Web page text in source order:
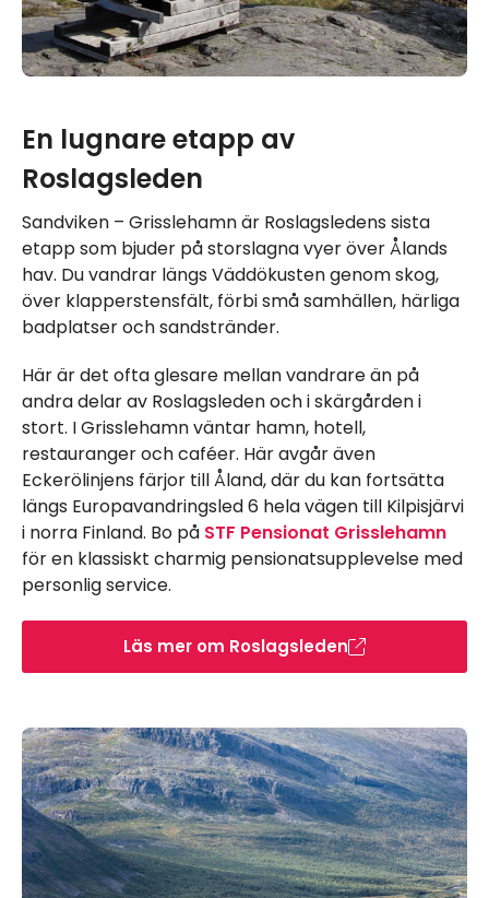
En lugnare etapp av
Roslagsleden
Sandviken – Grisslehamn är Roslagsledens sista
etapp som bjuder på storslagna vyer över Ålands
hav. Du vandrar längs Väddökusten genom skog,
över klapperstensfält, förbi små samhällen, härliga
badplatser och sandstränder.
Här är det ofta glesare mellan vandrare än på
andra delar av Roslagsleden och i skärgården i
stort. I Grisslehamn väntar hamn, hotell,
restauranger och caféer. Här avgår även
Eckerölinjens färjor till Åland, där du kan fortsätta
längs Europavandringsled 6 hela vägen till Kilpisjärvi
i norra Finland. Bo på STF Pensionat Grisslehamn
för en klassiskt charmig pensionatsupplevelse med
personlig service.
Läs mer om Roslagsleden